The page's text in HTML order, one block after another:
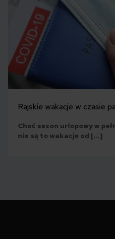
Rajskie wakacje w czasie
Choć sezon urlopowy w
nie są to wakacje od […]